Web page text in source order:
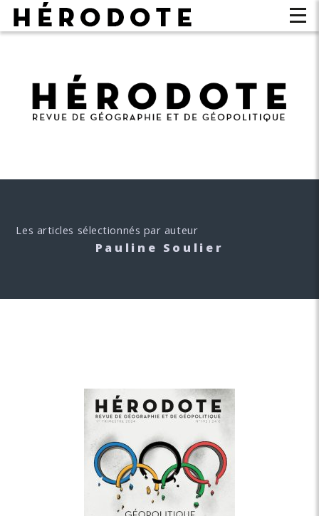
Les articles sélectionnés par auteur
Pauline Soulier